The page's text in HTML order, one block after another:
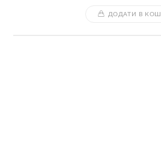
ДОДАТИ В